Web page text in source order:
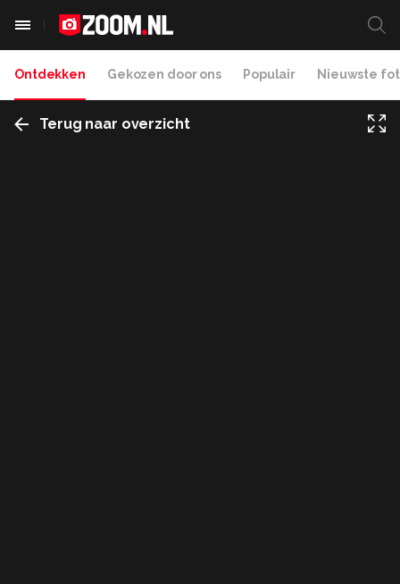
Ontdekken Gekozen door ons Populair Nieuwste
Terug naar overzicht